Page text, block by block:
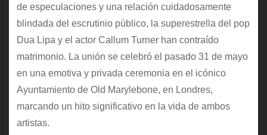
de especulaciones y una relación cuidadosamente
blindada del escrutinio público, la superestrella del pop
Dua Lipa y el actor Callum Turner han contraído
matrimonio. La unión se celebró el pasado 31 de mayo
en una emotiva y privada ceremonia en el icónico
Ayuntamiento de Old Marylebone, en Londres,
marcando un hito significativo en la vida de ambos
artistas.